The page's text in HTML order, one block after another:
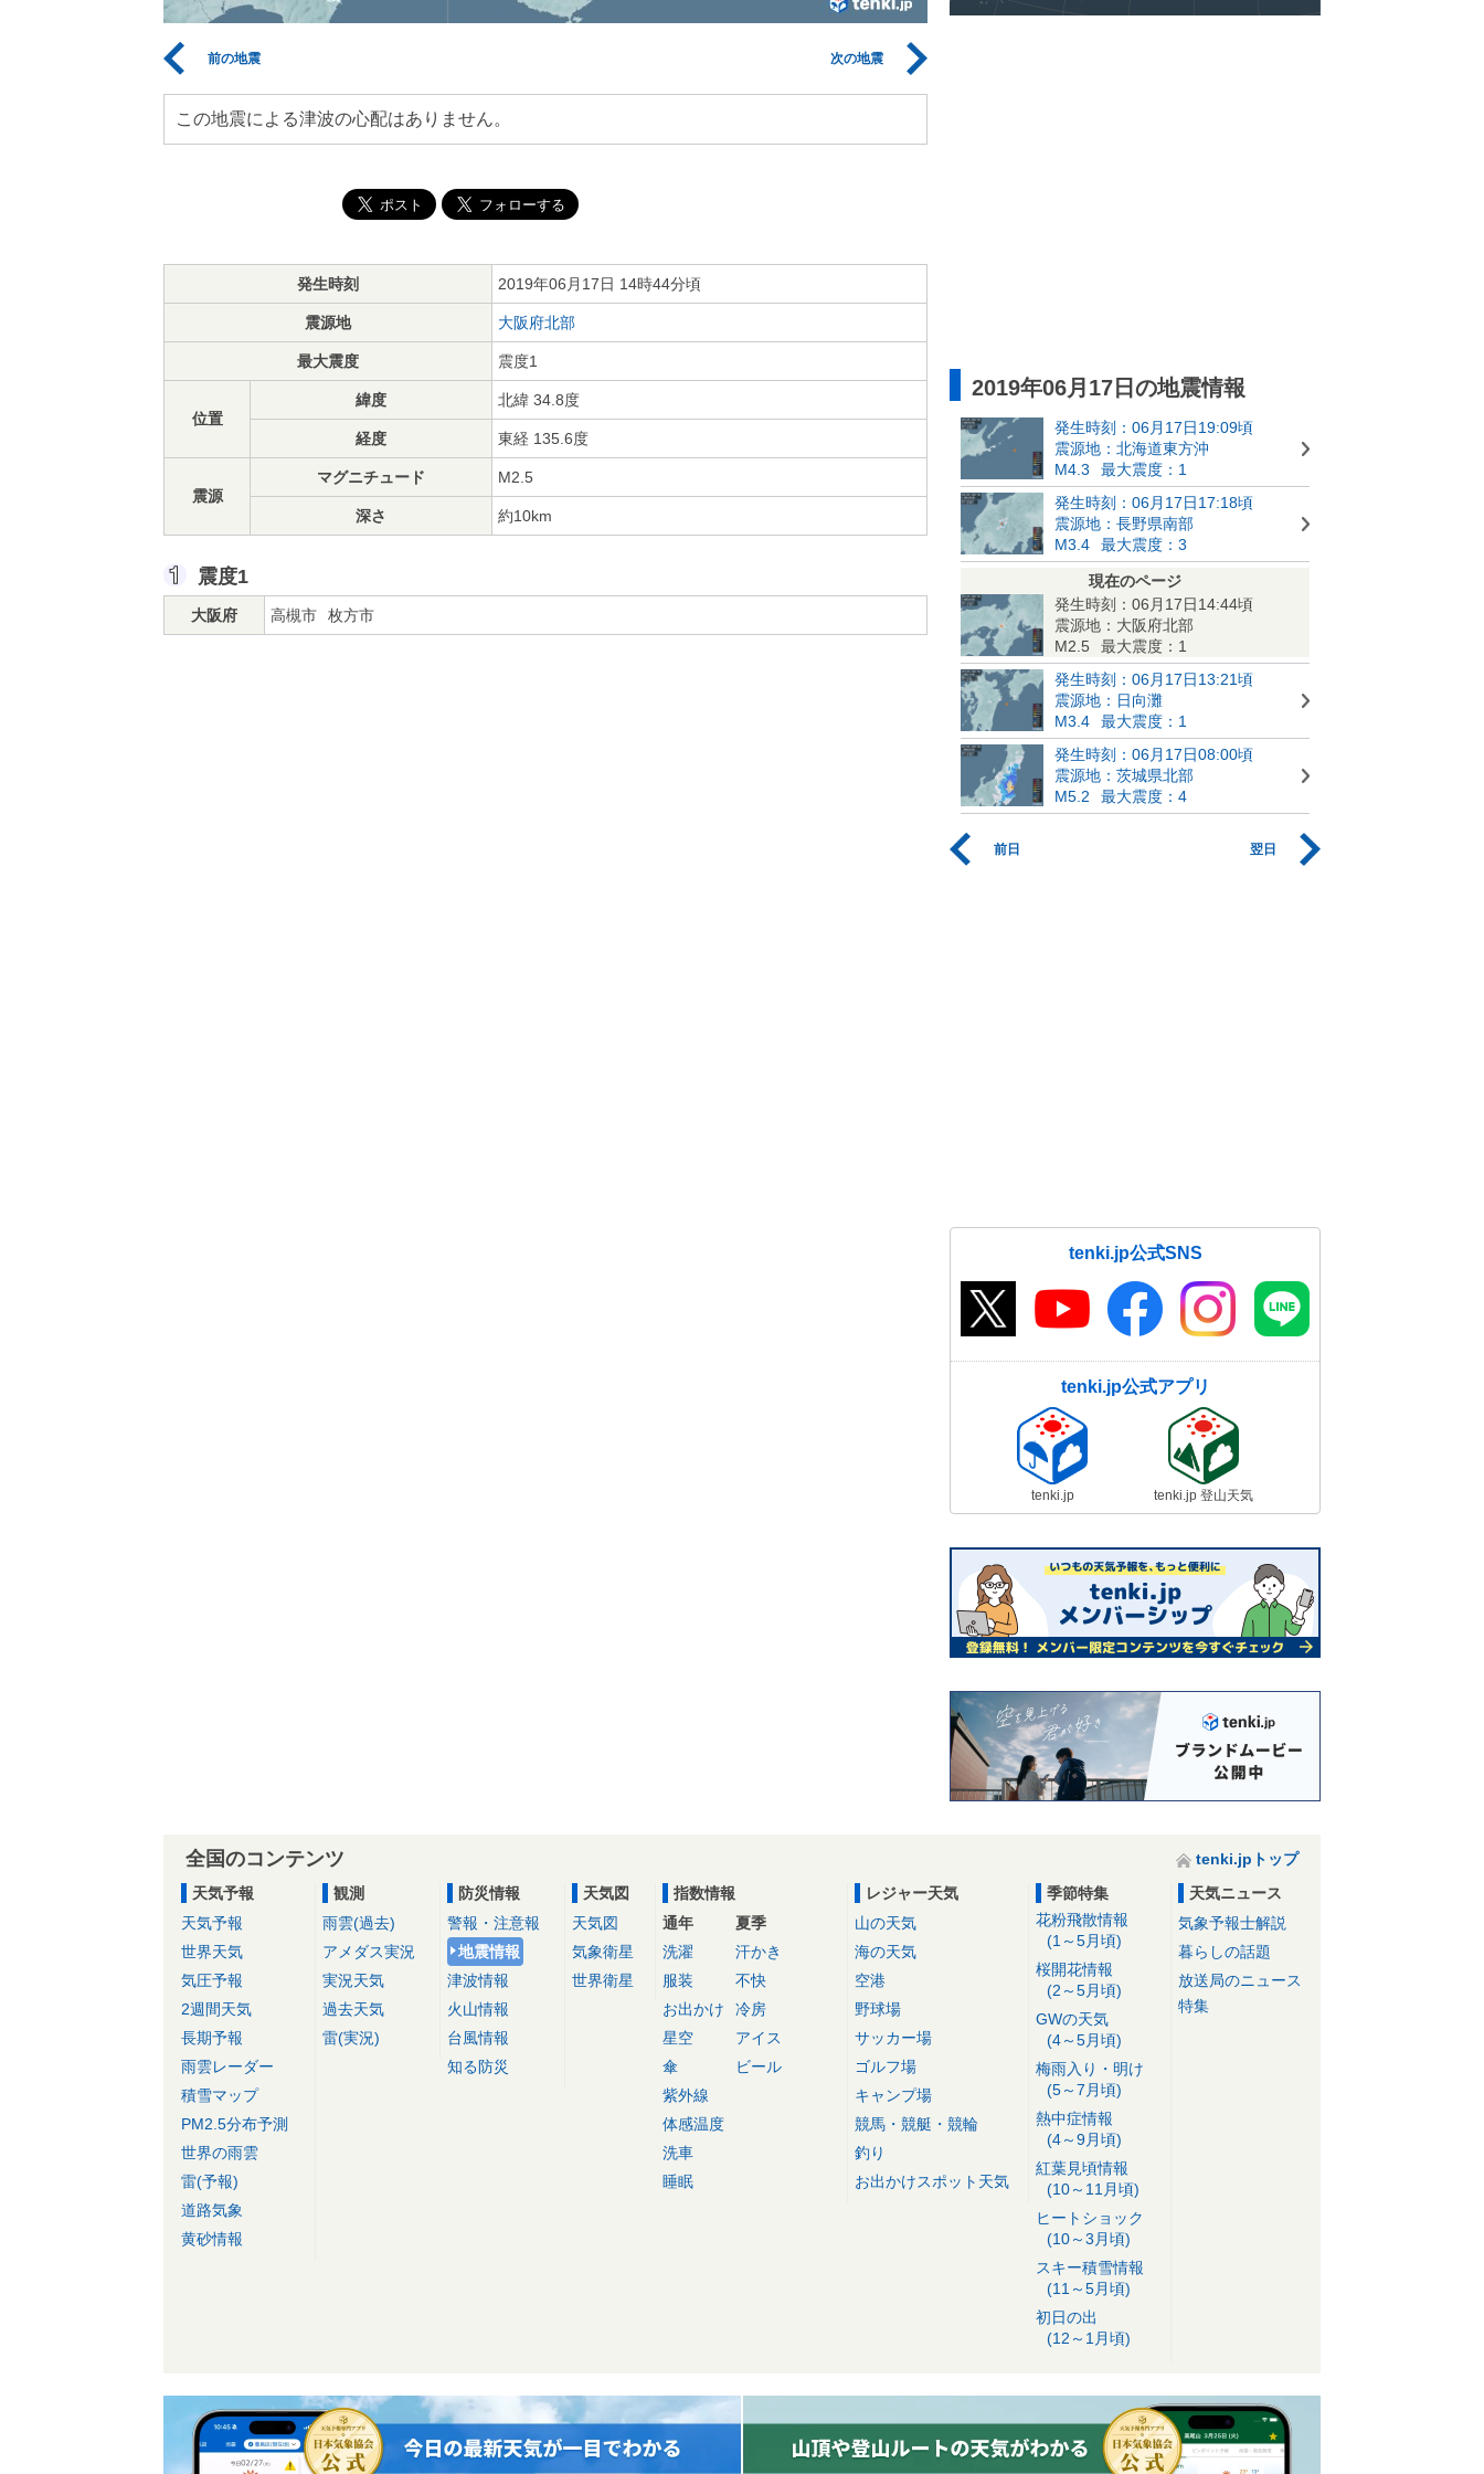
前の地震 次の地震
この地震による津波の心配はありません。
発生時刻 2019年06月17日 14時44分頃
震源地 大阪府北部
最大震度 震度1
位置
緯度 北緯 34.8度
経度 東経 135.6度
震源
マグニチュード M2.5
深さ 約10km
震度1
大阪府 高槻市 枚方市
2019年06月17日の地震情報
発生時刻：06月17日19:09頃
震源地：北海道東方沖
M4.3
最大震度：1
発生時刻：06月17日17:18頃
震源地：長野県南部
M3.4
最大震度：3
現在のページ
発生時刻：06月17日14:44頃
震源地：大阪府北部
M2.5
最大震度：1
発生時刻：06月17日13:21頃
震源地：日向灘
M3.4
最大震度：1
発生時刻：06月17日08:00頃
震源地：茨城県北部
M5.2
最大震度：4
前日 翌日
tenki.jp公式SNS
tenki.jp公式アプリ
tenki.jp tenki.jp 登山天気
全国のコンテンツ
tenki.jpトップ
天気予報
天気予報
世界天気
気圧予報
2週間天気
長期予報
雨雲レーダー
積雪マップ
PM2.5分布予測
世界の雨雲
雷(予報)
道路気象
黄砂情報
観測
雨雲(過去)
アメダス実況
実況天気
過去天気
雷(実況)
防災情報
警報・注意報
地震情報
津波情報
火山情報
台風情報
知る防災
天気図
天気図
気象衛星
世界衛星
指数情報
通年
洗濯
服装
お出かけ
星空
傘
紫外線
体感温度
洗車
睡眠
夏季
汗かき
不快
冷房
アイス
ビール
レジャー天気
山の天気
海の天気
空港
野球場
サッカー場
ゴルフ場
キャンプ場
競馬・競艇・競輪
釣り
お出かけスポット天気
季節特集
花粉飛散情報
(1～5月頃)
桜開花情報
(2～5月頃)
GWの天気
(4～5月頃)
梅雨入り・明け
(5～7月頃)
熱中症情報
(4～9月頃)
紅葉見頃情報
(10～11月頃)
ヒートショック
(10～3月頃)
スキー積雪情報
(11～5月頃)
初日の出
(12～1月頃)
天気ニュース
気象予報士解説
暮らしの話題
放送局のニュース
特集